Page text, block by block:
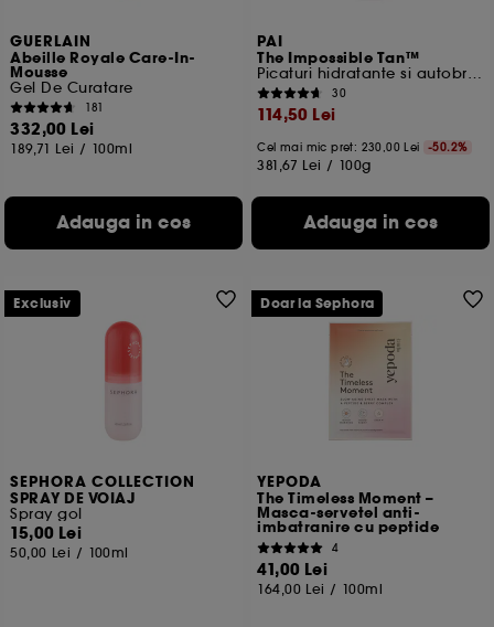
GUERLAIN
Abeille Royale Care-In-
Mousse
Gel De Curatare
181
332,00 Lei
189,71 Lei / 100ml
Adauga in cos
PAI
The Impossible Tan™
Picaturi hidratante si autobronzante
30
114,50 Lei
Cel mai mic pret: 230,00 Lei -50.2%
381,67 Lei / 100g
Adauga in cos
SEPHORA COLLECTION
SPRAY DE VOIAJ
Spray gol
15,00 Lei
50,00 Lei / 100ml
Exclusiv
YEPODA
The Timeless Moment –
Masca-servetel anti-
imbatranire cu peptide
4
41,00 Lei
164,00 Lei / 100ml
Doar la Sephora